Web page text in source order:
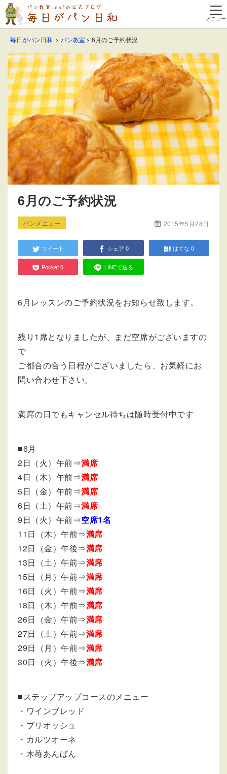
毎日がパン日和 パン教室 6月のご予約状況
6月のご予約状況
パンメニュー 2015年5月28日
ツイート シェア 0 はてな 0
Pocket0 LINEで送る
6月レッスンのご予約状況をお知らせ致します。
残り1席となりましたが、まだ空席がございますの
で
ご都合の合う日程がございましたら、お気軽にお
問い合わせ下さい。
満席の日でもキャンセル待ちは随時受付中です
■6月
2日（火）午前⇒満席
4日（木）午前⇒満席
5日（金）午前⇒満席
6日（土）午前⇒満席
9日（火）午前⇒空席1名
11日（木）午前⇒満席
12日（金）午後⇒満席
13日（土）午前⇒満席
15日（月）午前⇒満席
16日（火）午前⇒満席
18日（木）午前⇒満席
26日（金）午前⇒満席
27日（土）午前⇒満席
29日（月）午前⇒満席
30日（火）午後⇒満席
■ステップアップコースのメニュー
・ワインブレッド
・ブリオッシュ
・カルツオーネ
・木苺あんぱん